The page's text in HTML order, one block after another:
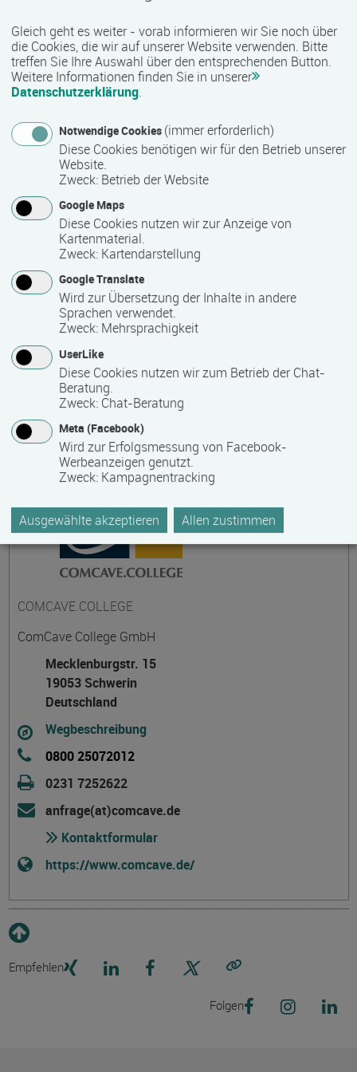
technische, gewerblich-handwerkliche sowie IT-bezogene
Qualifizierungen angeboten. Je nach Maßnahme besteht
zudem die Möglichkeit, anerkannte Zusatzqualifikationen
und Zertifikate zu erwerben, die den beruflichen Werdegang
Qualität und Besonderheiten:
Als zertifizierter Bildungsträger erfüllt COMCAVE die
Qualitätsanforderungen für die Förderung von
Weiterbildungsmaßnahmen durch öffentliche Kostenträger
wie die Agentur für Arbeit oder Jobcenter. Viele Angebote
sind nach der AZAV (Akkreditierungs- und
Zulassungsverordnung Arbeitsförderung) zugelassen und
damit förderfähig. Mit einem vielfältigen Bildungsangebot,
praxisnahen Inhalten und einer bundesweiten Präsenz
unterstützt COMCAVE Menschen bei ihrer beruflichen
Qualifizierung und Weiterbildung.
Kontakt
COMCAVE.COLLEGE
ComCave College GmbH
Mecklenburgstr. 15
19053 Schwerin
Deutschland
Wegbeschreibung
0800 25072012
0231 7252622
anfrage(at)comcave.de
Kontaktformular
https://www.comcave.de/
Empfehlen
Folgen
Gleich geht es weiter - vorab informieren wir Sie noch über
die Cookies, die wir auf unserer Website verwenden. Bitte
treffen Sie Ihre Auswahl über den entsprechenden Button.
Weitere Informationen finden Sie in unserer
Datenschutzerklärung.
Notwendige Cookies (immer erforderlich)
Diese Cookies benötigen wir für den Betrieb unserer
Website.
Zweck: Betrieb der Website
Google Maps
Diese Cookies nutzen wir zur Anzeige von
Kartenmaterial.
Zweck: Kartendarstellung
Google Translate
Wird zur Übersetzung der Inhalte in andere
Sprachen verwendet.
Zweck: Mehrsprachigkeit
UserLike
Diese Cookies nutzen wir zum Betrieb der Chat-
Beratung.
Zweck: Chat-Beratung
Meta (Facebook)
Wird zur Erfolgsmessung von Facebook-
Werbeanzeigen genutzt.
Zweck: Kampagnentracking
Ausgewählte akzeptieren Allen zustimmen